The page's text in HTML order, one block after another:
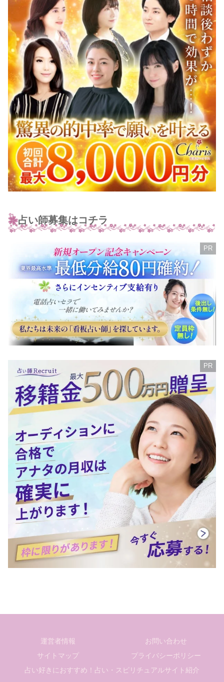
占い師募集はコチラ
運営者情報
お問い合わせ
サイトマップ
プライバシーポリシー
占い好きにおすすめ！占い・スピリチュアルサイト紹介